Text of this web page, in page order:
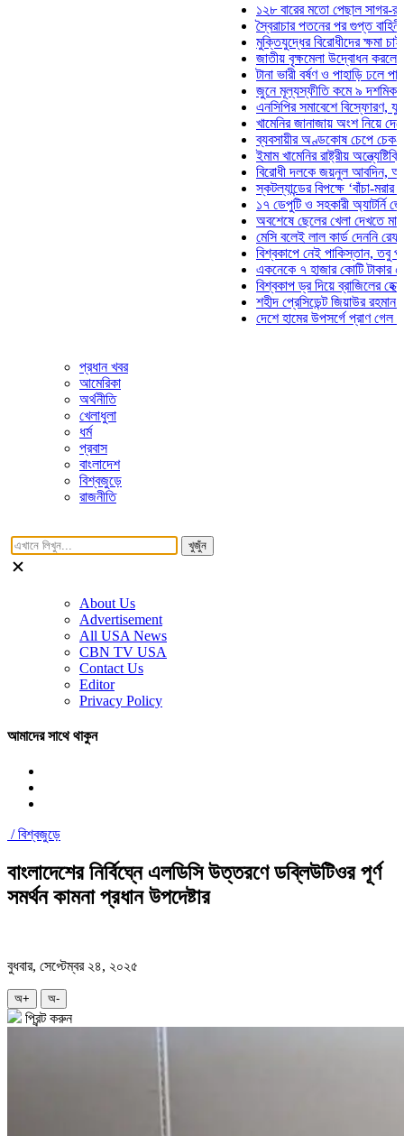
১২৮ বারের মতো পেছাল সাগর-রুনি
স্বৈরাচার পতনের পর গুপ্ত বাহিনীর
মুক্তিযুদ্ধের বিরোধীদের ক্ষমা চাইতে
জাতীয় বৃক্ষমেলা উদ্বোধন করলেন
টানা ভারী বর্ষণ ও পাহাড়ি ঢলে পানিবন্দি
জুনে মূল্যস্ফীতি কমে ৯ দশমিক ১৬
এনসিপির সমাবেশে বিস্ফোরণ,
খামেনির জানাজায় অংশ নিয়ে দেশে
ব্যবসায়ীর অণ্ডকোষ চেপে চেক-
ইমাম খামেনির রাষ্ট্রীয়
বিরোধী দলকে জয়নুল আবদিন, আপনারা
স্কটল্যান্ডের বিপক্ষে ‘বাঁচা-মরার
১৭ ডেপুটি ও সহকারী অ্যাটর্নি
অবশেষে ছেলের খেলা দেখতে মাঠে
মেসি বলেই লাল কার্ড দেননি রেফারি!
বিশ্বকাপে নেই পাকিস্তান, তবু প্রতিটি
একনেকে ৭ হাজার কোটি টাকার ৫
বিশ্বকাপ ড্র দিয়ে ব্রাজিলের হেক্সা
শহীদ প্রেসিডেন্ট জিয়াউর রহমান
দেশে হামের উপসর্গে প্রাণ গেল আরও ৮
প্রধান খবর
আমেরিকা
অর্থনীতি
খেলাধুলা
ধর্ম
প্রবাস
বাংলাদেশ
বিশ্বজুড়ে
রাজনীতি
খুজুঁন
About Us
Advertisement
All USA News
CBN TV USA
Contact Us
Editor
Privacy Policy
আমাদের সাথে থাকুন
/বিশ্বজুড়ে
বাংলাদেশের নির্বিঘ্নে এলডিসি উত্তরণে ডব্লিউটিওর পূর্ণ
সমর্থন কামনা প্রধান উপদেষ্টার
বুধবার, সেপ্টেম্বর ২৪, ২০২৫
অ+ অ-
প্রিন্ট করুন